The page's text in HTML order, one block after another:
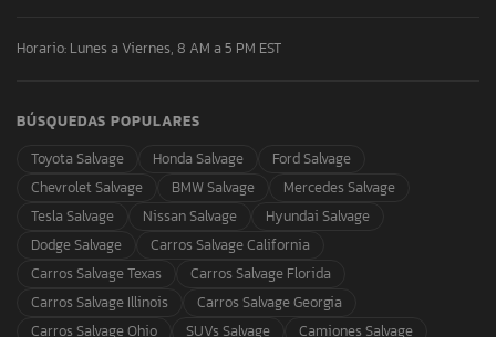
Horario: Lunes a Viernes, 8 AM a 5 PM EST
BÚSQUEDAS POPULARES
Toyota Salvage
Honda Salvage
Ford Salvage
Chevrolet Salvage
BMW Salvage
Mercedes Salvage
Tesla Salvage
Nissan Salvage
Hyundai Salvage
Dodge Salvage
Carros Salvage California
Carros Salvage Texas
Carros Salvage Florida
Carros Salvage Illinois
Carros Salvage Georgia
Carros Salvage Ohio
SUVs Salvage Camiones Salvage